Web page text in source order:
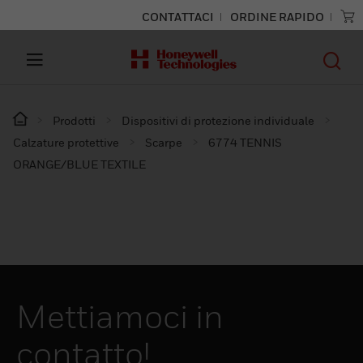
CONTATTACI ORDINE RAPIDO
Prodotti
Dispositivi di protezione individuale
Calzature protettive
Scarpe
6774 TENNIS
ORANGE/BLUE TEXTILE
Mettiamoci in
contatto!